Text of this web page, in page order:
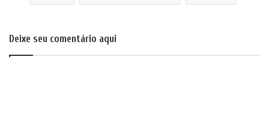
Deixe seu comentário aqui